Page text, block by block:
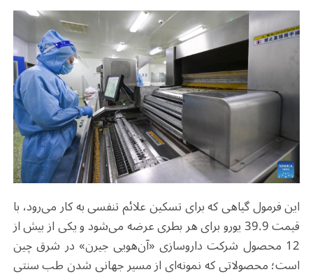
این فرمول گیاهی که برای تسکین علائم تنفسی به کار می‌رود، با
قیمت 39.9 یورو برای هر بطری عرضه می‌شود و یکی از بیش از
12 محصول شرکت داروسازی «آن‌هویی جیرن» در شرق چین
است؛ محصولاتی که نمونه‌ای از مسیر جهانی شدن طب سنتی